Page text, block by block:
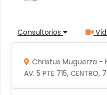
Consultorios
Christus Muguerza -
AV. 5 PTE 715, CENTRO,